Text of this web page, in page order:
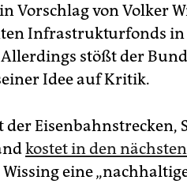
Vorschlag von Volker
Infrastrukturfonds
stößt der
Idee auf Kritik.
der Eisenbahnstrecken,
kostet in den
eine